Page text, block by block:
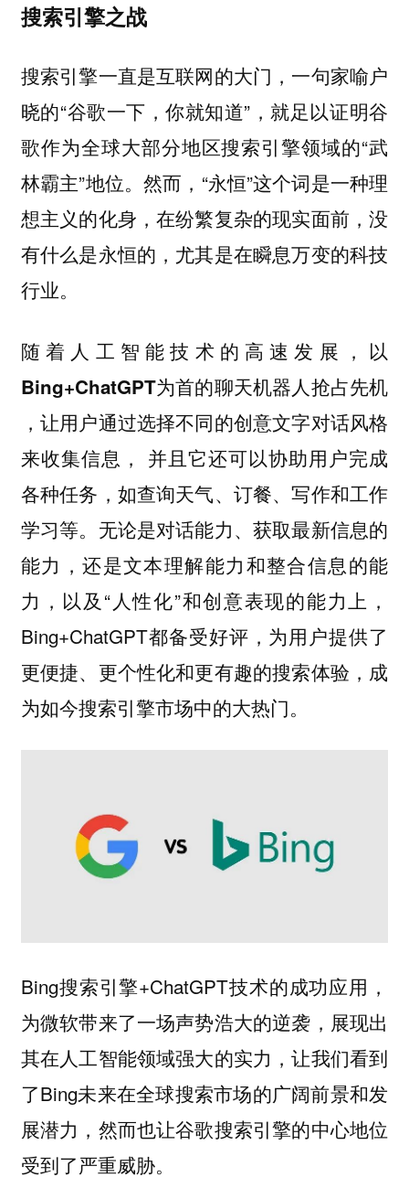
搜索引擎之战
搜索引擎一直是互联网的大门，一句家喻户
晓的“谷歌一下，你就知道”，就足以证明谷
歌作为全球大部分地区搜索引擎领域的“武
林霸主”地位。然而，“永恒”这个词是一种理
想主义的化身，在纷繁复杂的现实面前，没
有什么是永恒的，尤其是在瞬息万变的科技
行业。
随着人工智能技术的高速发展， 以
Bing+ChatGPT为首的聊天机器人抢占先机
，让用户通过选择不同的创意文字对话风格
来收集信息， 并且它还可以协助用户完成
各种任务，如查询天气、订餐、写作和工作
学习等。无论是对话能力、获取最新信息的
能力，还是文本理解能力和整合信息的能
力，以及“人性化”和创意表现的能力上，
Bing+ChatGPT都备受好评，为用户提供了
更便捷、更个性化和更有趣的搜索体验，成
为如今搜索引擎市场中的大热门。
Bing搜索引擎+ChatGPT技术的成功应用，
为微软带来了一场声势浩大的逆袭，展现出
其在人工智能领域强大的实力，让我们看到
了Bing未来在全球搜索市场的广阔前景和发
展潜力，然而也让谷歌搜索引擎的中心地位
受到了严重威胁。